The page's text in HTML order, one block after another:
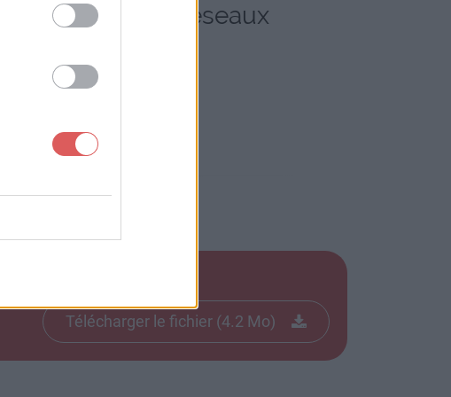
le Web et les réseaux
Télécharger le fichier (4.2 Mo)